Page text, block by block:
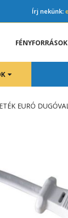
Írj nekünk:
FÉNYFORRÁSOK
EURÓ